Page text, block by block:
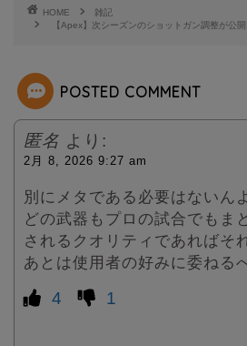
t
r
HOME
雑記
【Apex】次シーズンのショットガン調整が公
POSTED COMMENT
匿名 より:
2月 8, 2026 9:27 am
別にメタである必要はないん
どの武器もプロの試合でもま
されるクオリティであればそ
あとは使用者の好みに委ねる
4 1